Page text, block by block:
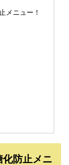
メニュー！
防止メニ